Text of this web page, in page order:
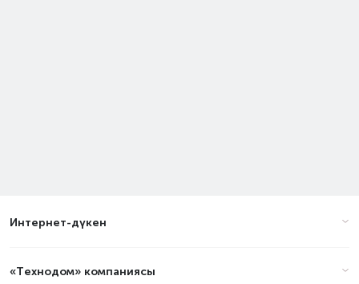
Интернет-дүкен
«Технодом» компаниясы